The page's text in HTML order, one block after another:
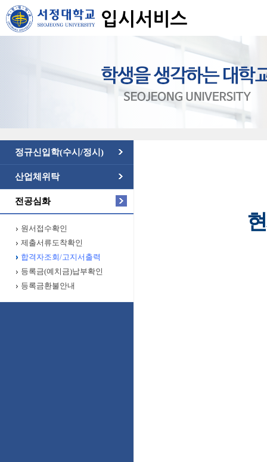
정규신입학(수시/정시)
산업체위탁
전공심화
원서접수확인
제출서류도착확인
합격자조회/고지서출력
등록금(예치금)납부확인
등록금환불안내